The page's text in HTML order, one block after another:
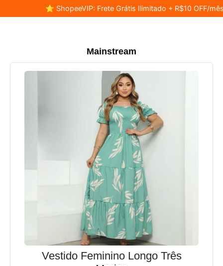
⭐ ShopeeVIP: Frete Grátis Ilimitado + R$10 OFF/
Mainstream
Vestido Feminino Longo Três